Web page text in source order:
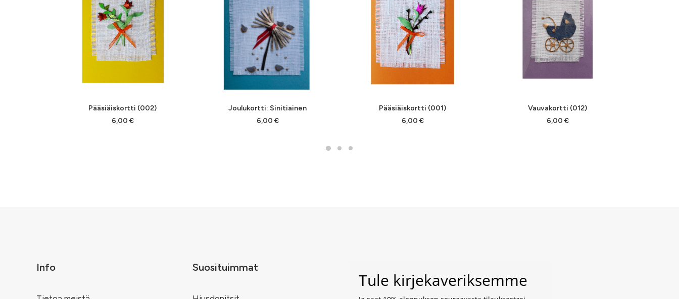
LISÄÄ OSTOSKORIIN
Pääsiäiskortti (002)
6,00 €
LISÄÄ OSTOSKORIIN
Joulukortti: Sinitiainen
6,00 €
LISÄÄ OSTOSKORIIN
Pääsiäiskortti (001)
6,00 €
LISÄÄ OSTOSKORIIN
Vauvakortti (012)
6,00 €
Info Suosituimmat
Tule kirjekaveriksemme